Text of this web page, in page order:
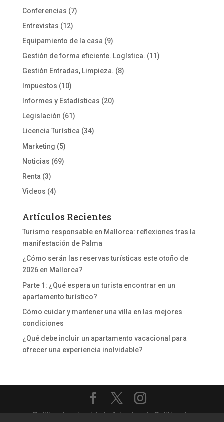
Conferencias (7)
Entrevistas (12)
Equipamiento de la casa (9)
Gestión de forma eficiente. Logística. (11)
Gestión Entradas, Limpieza. (8)
Impuestos (10)
Informes y Estadísticas (20)
Legislación (61)
Licencia Turística (34)
Marketing (5)
Noticias (69)
Renta (3)
Videos (4)
Artículos Recientes
Turismo responsable en Mallorca: reflexiones tras la
manifestación de Palma
¿Cómo serán las reservas turísticas este otoño de
2026 en Mallorca?
Parte 1: ¿Qué espera un turista encontrar en un
apartamento turístico?
Cómo cuidar y mantener una villa en las mejores
condiciones
¿Qué debe incluir un apartamento vacacional para
ofrecer una experiencia inolvidable?
Política de privacidad Aviso legal
Política de